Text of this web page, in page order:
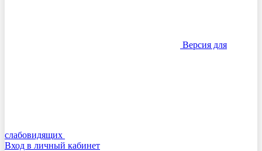
Версия для
слабовидящих
Вход в личный кабинет